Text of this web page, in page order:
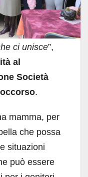
ci unisce”,
al
Società
.
mamma, per
che possa
situazioni
può essere